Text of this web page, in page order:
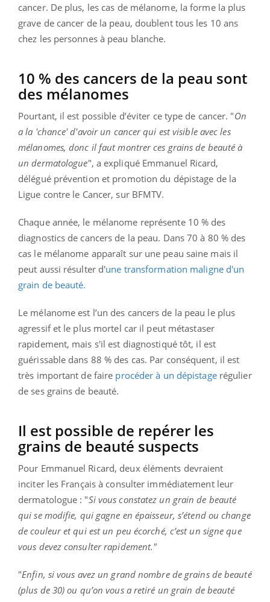
cancer. De plus, les cas de mélanome, la forme la plus
grave de cancer de la peau, doublent tous les 10 ans
chez les personnes à peau blanche.
10 % des cancers de la peau sont
des mélanomes
Pourtant, il est possible d’éviter ce type de cancer. "On
a la 'chance' d'avoir un cancer qui est visible avec les
mélanomes, donc il faut montrer ces grains de beauté à
un dermatologue", a expliqué Emmanuel Ricard,
délégué prévention et promotion du dépistage de la
Ligue contre le Cancer, sur BFMTV.
Chaque année, le mélanome représente 10 % des
diagnostics de cancers de la peau. Dans 70 à 80 % des
cas le mélanome apparaît sur une peau saine mais il
peut aussi résulter d'une transformation maligne d'un
grain de beauté.
Le mélanome est l’un des cancers de la peau le plus
agressif et le plus mortel car il peut métastaser
rapidement, mais s'il est diagnostiqué tôt, il est
guérissable dans 88 % des cas. Par conséquent, il est
très important de faire procéder à un dépistagerégulier
de ses grains de beauté.
Il est possible de repérer les
grains de beauté suspects
Pour Emmanuel Ricard, deux éléments devraient
inciter les Français à consulter immédiatement leur
dermatologue : "Si vous constatez un grain de beauté
qui se modifie, qui gagne en épaisseur, s’étend ou change
de couleur et qui est un peu écorché, c’est un signe que
vous devez consulter rapidement."
"Enfin, si vous avez un grand nombre de grains de beauté
(plus de 30) ou qu’on vous a retiré un grain de beauté